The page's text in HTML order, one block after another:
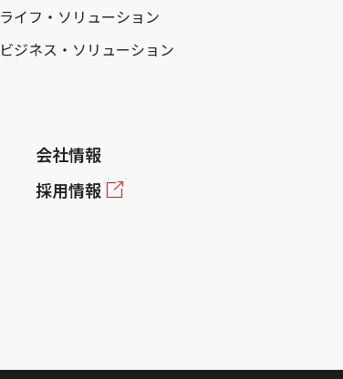
ライフ・ソリューション
ビジネス・ソリューション
会社情報
採用情報